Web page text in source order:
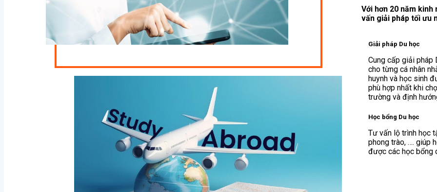
Với hơn 20 năm
vấn giải pháp tối ưu
Giải pháp Du học
Cung cấp giải pháp
cho từng cá nhân
huynh và học sinh
phù hợp nhất khi
trường và định
Học bổng Du học
Tư vấn lộ trình học
phong trào, …. giúp
được các học bổng